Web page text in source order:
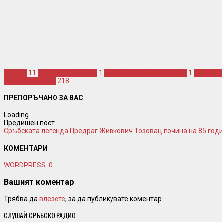
11 1 1
218
ПРЕПОРЪЧАНО ЗА ВАС
Loading...
Предишен пост
Сръбската легенда Предраг Живкович Тозовац почина на 85
КОМЕНТАРИ
WORDPRESS: 0
Вашият коментар
Трябва да влезете, за да публикувате коментар.
СЛУШАЙ СРЪБСКО РАДИО